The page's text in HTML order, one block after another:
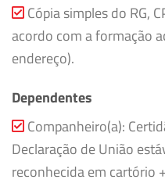
Cópia simples do RG,
acordo com a formação
endereço).
Dependentes
Companheiro(a):
Declaração de União
reconhecida em cartório